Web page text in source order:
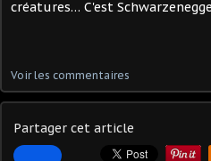
créatures… C'est
Voir les commentaires
Partager cet article